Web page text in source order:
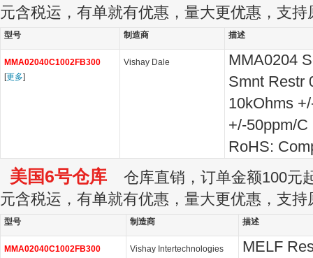
元含税运，有单就有优惠，量大更优惠，支持
型号 制造商 描述
MMA02040C1002FB300
[更多]
Vishay Dale
MMA0204
Smnt Restr
10kOhms
+/-50ppm/C
RoHS:
美国6号仓库 仓库直销，订单金额100元
元含税运，有单就有优惠，量大更优惠，支持
型号 制造商 描述
MMA02040C1002FB300
Vishay Intertechnologies
MELF